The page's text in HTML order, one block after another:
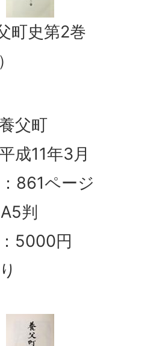
町史第2巻
下巻）
父町
成11年3月
861ページ
判
：5000円